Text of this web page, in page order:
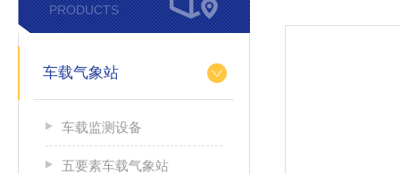
PRODUCTS
车载气象站
车载监测设备
五要素车载气象站